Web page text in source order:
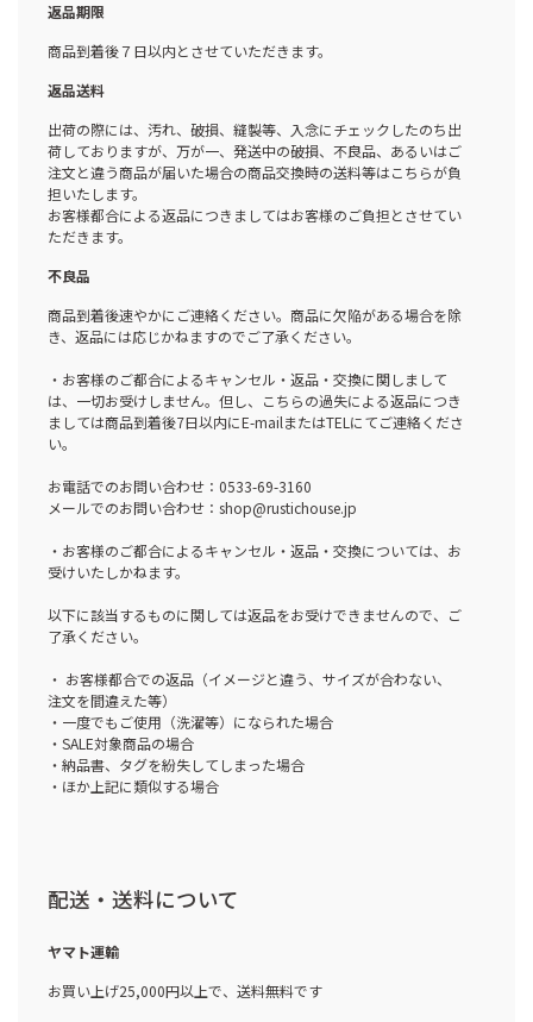
返品期限
商品到着後７日以内とさせていただきます。
返品送料
出荷の際には、汚れ、破損、縫製等、入念にチェックしたのち出
荷しておりますが、万が一、発送中の破損、不良品、あるいはご
注文と違う商品が届いた場合の商品交換時の送料等はこちらが負
担いたします。
お客様都合による返品につきましてはお客様のご負担とさせてい
ただきます。
不良品
商品到着後速やかにご連絡ください。商品に欠陥がある場合を除
き、返品には応じかねますのでご了承ください。
・お客様のご都合によるキャンセル・返品・交換に関しまして
は、一切お受けしません。但し、こちらの過失による返品につき
ましては商品到着後7日以内にE-mailまたはTELにてご連絡くださ
い。
お電話でのお問い合わせ：0533-69-3160
メールでのお問い合わせ：shop@rustichouse.jp
・お客様のご都合によるキャンセル・返品・交換については、お
受けいたしかねます。
以下に該当するものに関しては返品をお受けできませんので、ご
了承ください。
・ お客様都合での返品（イメージと違う、サイズが合わない、
注文を間違えた等）
・一度でもご使用（洗濯等）になられた場合
・SALE対象商品の場合
・納品書、タグを紛失してしまった場合
・ほか上記に類似する場合
配送・送料について
ヤマト運輸
お買い上げ25,000円以上で、送料無料です